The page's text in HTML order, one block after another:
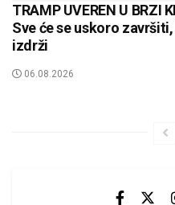
TRAMP UVEREN U BRZI
Sve će se uskoro
izdrži
06.08.2026